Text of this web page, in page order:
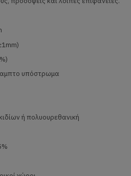
υπόστρωμα
ή πολυουρεθανική